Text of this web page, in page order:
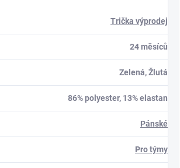
Trička výprodej
24 měsíců
Zelená, Žlutá
86% polyester, 13% elastan
Pánské
Pro týmy